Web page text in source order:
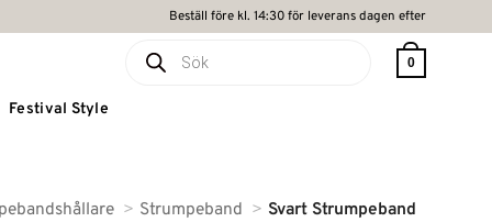
Beställ före kl. 14:30 för leverans dagen efter
0
Festival Style
Strumpeband Svart Strumpeband